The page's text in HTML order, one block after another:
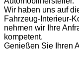
Wir haben uns auf
Fahrzeug-Interieur-
nehmen wir Ihre
kompetent.
Genießen Sie Ihren